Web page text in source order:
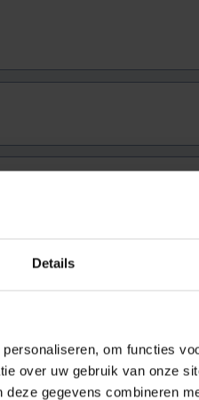
Details
om functies
over uw gebruik van onze
gegevens combineren
de fout zag.
de-vub/alle-opleidingen